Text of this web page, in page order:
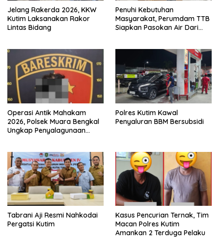
Jelang Rakerda 2026, KKW
Kutim Laksanakan Rakor
Lintas Bidang
Penuhi Kebutuhan
Masyarakat, Perumdam TTB
Siapkan Pasokan Air Dari
Operasi Antik Mahakam
2026, Polsek Muara Bengkal
Ungkap Penyalagunaan
Polres Kutim Kawal
Penyaluran BBM Bersubsidi
Tabrani Aji Resmi Nahkodai
Pergatsi Kutim
Kasus Pencurian Ternak, Tim
Macan Polres Kutim
Amankan 2 Terduga Pelaku